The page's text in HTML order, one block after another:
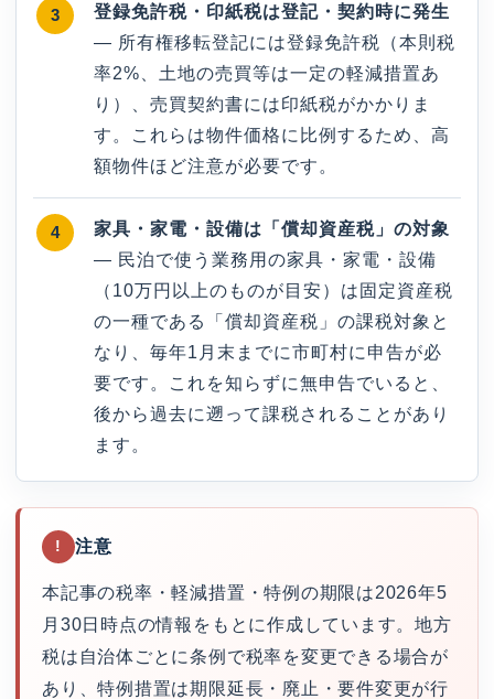
登録免許税・印紙税は登記・契約時に発生
— 所有権移転登記には登録免許税（本則税
率2%、土地の売買等は一定の軽減措置あ
り）、売買契約書には印紙税がかかりま
す。これらは物件価格に比例するため、高
額物件ほど注意が必要です。
家具・家電・設備は「償却資産税」の対象
— 民泊で使う業務用の家具・家電・設備
（10万円以上のものが目安）は固定資産税
の一種である「償却資産税」の課税対象と
なり、毎年1月末までに市町村に申告が必
要です。これを知らずに無申告でいると、
後から過去に遡って課税されることがあり
ます。
! 注意
本記事の税率・軽減措置・特例の期限は2026年5
月30日時点の情報をもとに作成しています。地方
税は自治体ごとに条例で税率を変更できる場合が
あり、特例措置は期限延長・廃止・要件変更が行